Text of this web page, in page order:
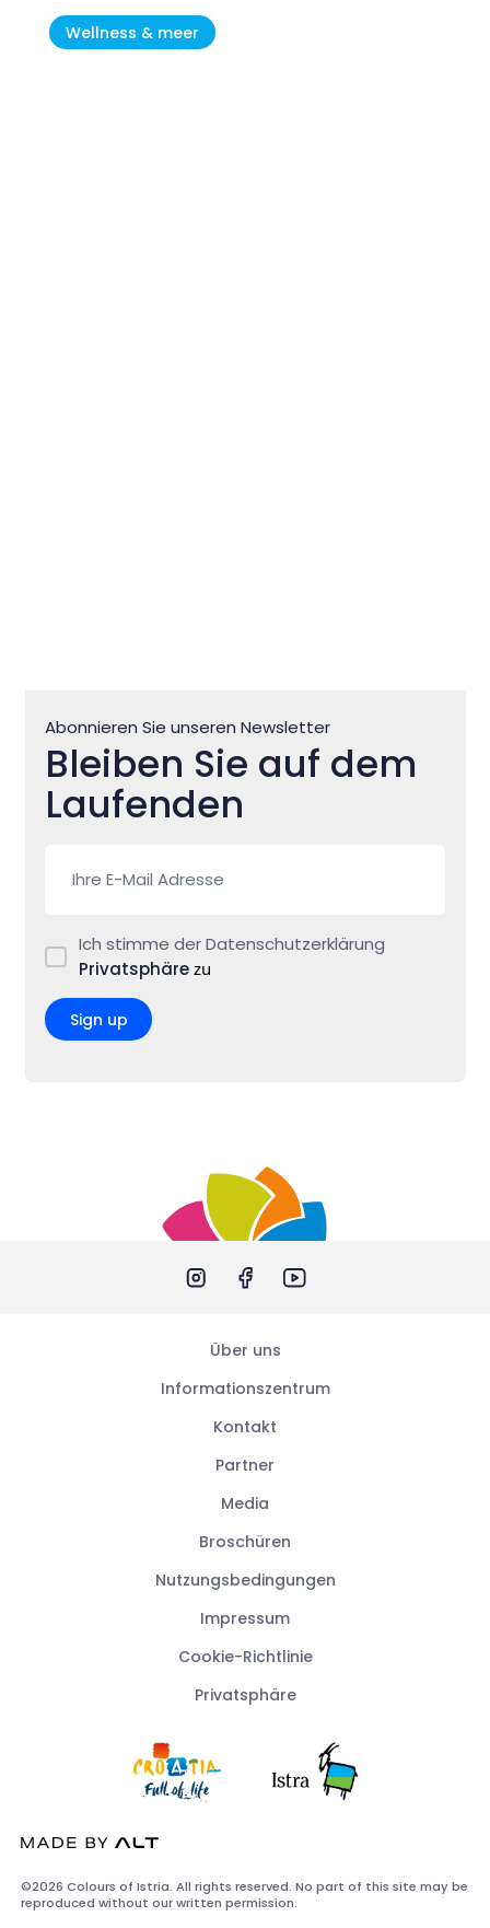
Wellness & meer
Abonnieren Sie unseren Newsletter
Bleiben Sie auf dem
Laufenden
Ich stimme der Datenschutzerklärung
Privatsphäre zu
Sign up
Über uns
Informationszentrum
Kontakt
Partner
Media
Broschüren
Nutzungsbedingungen
Impressum
Cookie-Richtlinie
Privatsphäre
©2026 Colours of Istria. All rights reserved. No part of this site may be
reproduced without our written permission.